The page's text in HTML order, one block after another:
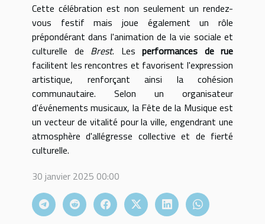
Cette célébration est non seulement un rendez-
vous festif mais joue également un rôle
prépondérant dans l'animation de la vie sociale et
culturelle de Brest. Les performances de rue
facilitent les rencontres et favorisent l'expression
artistique, renforçant ainsi la cohésion
communautaire. Selon un organisateur
d'événements musicaux, la Fête de la Musique est
un vecteur de vitalité pour la ville, engendrant une
atmosphère d'allégresse collective et de fierté
culturelle.
30 janvier 2025 00:00